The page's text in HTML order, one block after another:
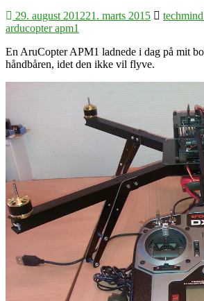
29. august 201221. marts 2015 techmind
arducopter apm1
En AruCopter APM1 ladnede i dag på mit
håndbåren, idet den ikke vil flyve.